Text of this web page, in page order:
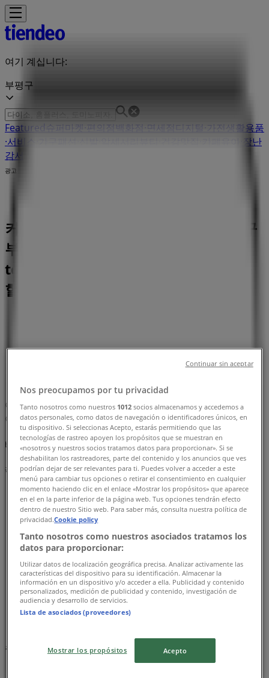
여기 계십니다:
부평구
Featured 슈퍼마켓·편의점 백화점·면세점 디지털·가전 생활용품
·서비스·가구
유아·장난
감서점·문화센터·여행
광고
커피마마 레스토랑 | 인천광역시 부평구
부평동 /td> /tr> tr> th>전화/th>
td>02-434-2966, 부평구 - 영업 시간 &
할인
부평구 커피마마»
커피마마 | 인천광역시 부평구 부평동 /td> /tr> tr> th>
전화/th> td>02-434-2966
지도
지도
빠른 시일내로 커피마마의 할인을 등록하겠습니다.
광고
주변 매장
Nos preocupamos por tu privacidad
Tanto nosotros como nuestros 1012 socios almacenamos y accedemos a
datos personales, como datos de navegación o identificadores únicos, en
tu dispositivo. Si seleccionas Acepto, estarás permitiendo que las
tecnologías de rastreo apoyen los propósitos que se muestran en
«nosotros y nuestros socios tratamos datos para proporcionar». Si se
deshabilitan los rastreadores, parte del contenido y los anuncios que ves
podrían dejar de ser relevantes para ti. Puedes volver a acceder a este
menú para cambiar tus opciones o retirar el consentimiento en cualquier
momento haciendo clic en el enlace «Mostrar los propósitos» que aparece
en el en la parte inferior de la página web. Tus opciones tendrán efecto
dentro de nuestro Sitio web. Para saber más, consulta nuestra política de
privacidad.Cookie policy
Tanto nosotros como nuestros asociados tratamos los
datos para proporcionar:
Utilizar datos de localización geográfica precisa. Analizar activamente las
características del dispositivo para su identificación. Almacenar la
información en un dispositivo y/o acceder a ella. Publicidad y contenido
personalizados, medición de publicidad y contenido, investigación de
audiencia y desarrollo de servicios.
Lista de asociados (proveedores)
Mostrar los propósitos Acepto
Continuar sin aceptar